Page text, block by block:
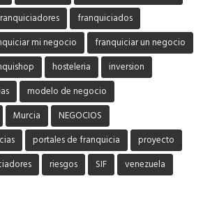
franquiciados
mi negocio
franquiciar un negocio
hosteleria
inversion
modelo de negocio
Murcia
NEGOCIOS
portales de franquicia
proyecto
riesgos SIF
venezuela